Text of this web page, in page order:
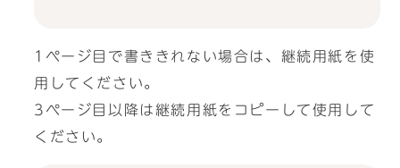
1ページ目で書ききれない場合は、継続用紙を使
用してください。
3ページ目以降は継続用紙をコピーして使用して
ください。